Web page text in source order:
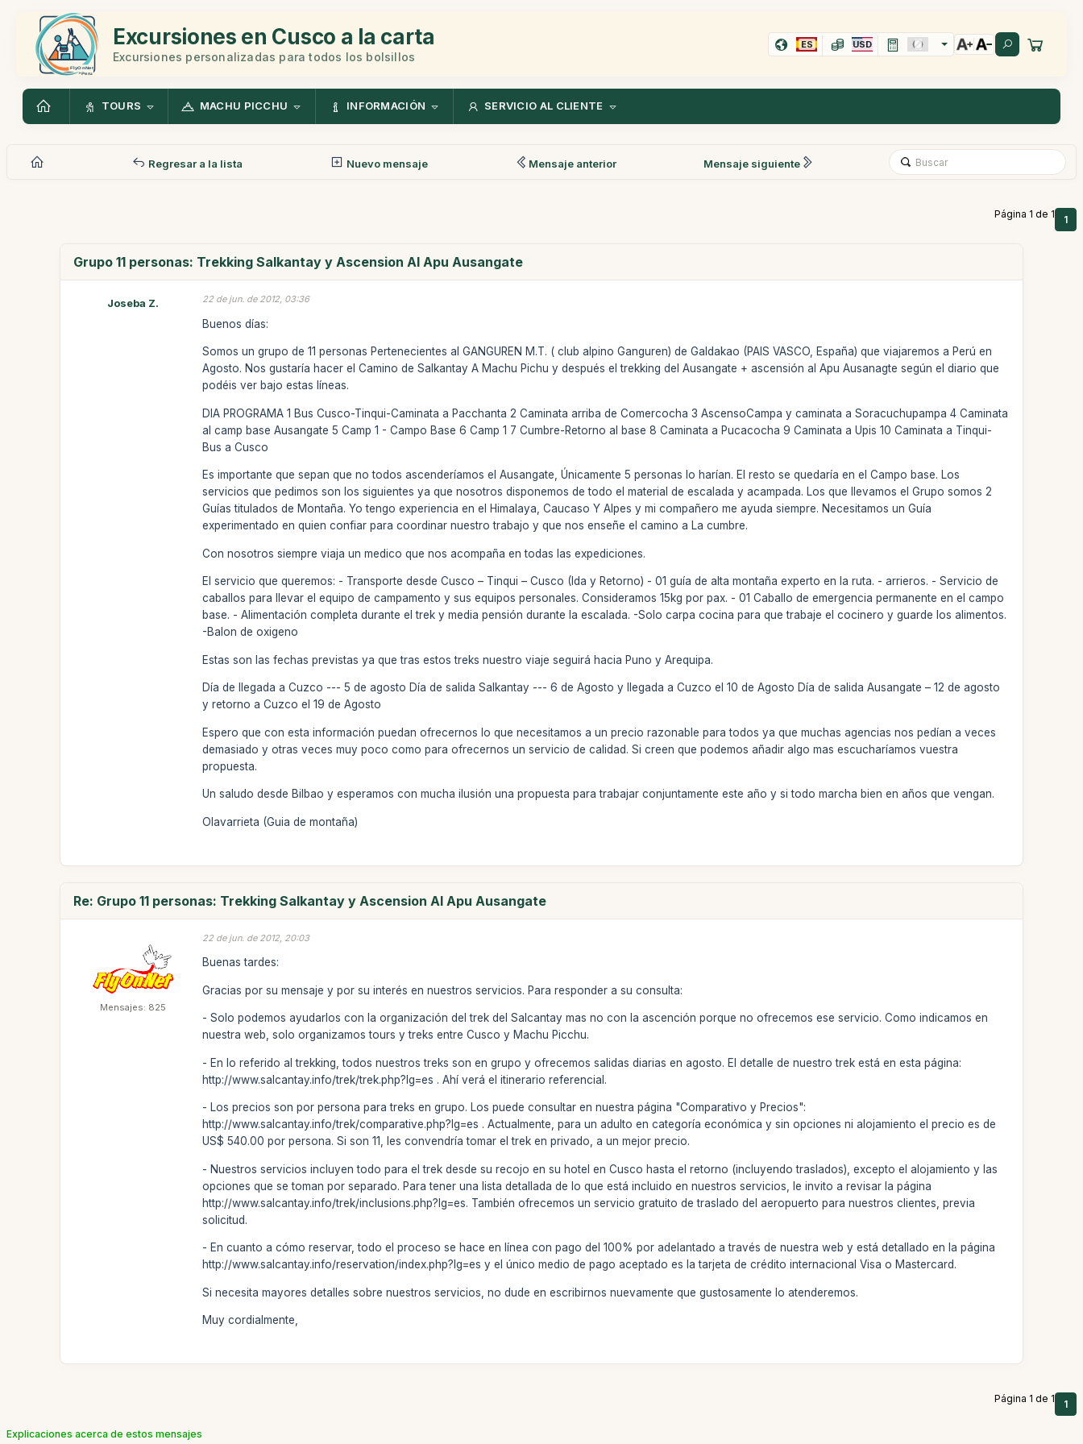
Excursiones en Cusco a la carta
Excursiones personalizadas para todos los bolsillos
ES USD
TOURS MACHU PICCHU INFORMACIÓN SERVICIO AL CLIENTE
Regresar a la lista Nuevo mensaje Mensaje anterior Mensaje siguiente
Página 1 de 1 1
Grupo 11 personas: Trekking Salkantay y Ascension Al Apu Ausangate
Joseba Z. 22 de jun. de 2012, 03:36
Buenos días:
Somos un grupo de 11 personas Pertenecientes al GANGUREN M.T. ( club alpino Ganguren) de Galdakao (PAIS VASCO, España) que viajaremos a Perú en
Agosto. Nos gustaría hacer el Camino de Salkantay A Machu Pichu y después el trekking del Ausangate + ascensión al Apu Ausanagte según el diario que
podéis ver bajo estas líneas.
DIA PROGRAMA 1 Bus Cusco-Tinqui-Caminata a Pacchanta 2 Caminata arriba de Comercocha 3 AscensoCampa y caminata a Soracuchupampa 4 Caminata
al camp base Ausangate 5 Camp 1 - Campo Base 6 Camp 1 7 Cumbre-Retorno al base 8 Caminata a Pucacocha 9 Caminata a Upis 10 Caminata a Tinqui-
Bus a Cusco
Es importante que sepan que no todos ascenderíamos el Ausangate, Únicamente 5 personas lo harían. El resto se quedaría en el Campo base. Los
servicios que pedimos son los siguientes ya que nosotros disponemos de todo el material de escalada y acampada. Los que llevamos el Grupo somos 2
Guías titulados de Montaña. Yo tengo experiencia en el Himalaya, Caucaso Y Alpes y mi compañero me ayuda siempre. Necesitamos un Guía
experimentado en quien confiar para coordinar nuestro trabajo y que nos enseñe el camino a La cumbre.
Con nosotros siempre viaja un medico que nos acompaña en todas las expediciones.
El servicio que queremos: - Transporte desde Cusco – Tinqui – Cusco (Ida y Retorno) - 01 guía de alta montaña experto en la ruta. - arrieros. - Servicio de
caballos para llevar el equipo de campamento y sus equipos personales. Consideramos 15kg por pax. - 01 Caballo de emergencia permanente en el campo
base. - Alimentación completa durante el trek y media pensión durante la escalada. -Solo carpa cocina para que trabaje el cocinero y guarde los alimentos.
-Balon de oxigeno
Estas son las fechas previstas ya que tras estos treks nuestro viaje seguirá hacia Puno y Arequipa.
Día de llegada a Cuzco --- 5 de agosto Día de salida Salkantay --- 6 de Agosto y llegada a Cuzco el 10 de Agosto Día de salida Ausangate – 12 de agosto
y retorno a Cuzco el 19 de Agosto
Espero que con esta información puedan ofrecernos lo que necesitamos a un precio razonable para todos ya que muchas agencias nos pedían a veces
demasiado y otras veces muy poco como para ofrecernos un servicio de calidad. Si creen que podemos añadir algo mas escucharíamos vuestra
propuesta.
Un saludo desde Bilbao y esperamos con mucha ilusión una propuesta para trabajar conjuntamente este año y si todo marcha bien en años que vengan.
Olavarrieta (Guia de montaña)
Re: Grupo 11 personas: Trekking Salkantay y Ascension Al Apu Ausangate
Mensajes: 825
22 de jun. de 2012, 20:03
Buenas tardes:
Gracias por su mensaje y por su interés en nuestros servicios. Para responder a su consulta:
- Solo podemos ayudarlos con la organización del trek del Salcantay mas no con la ascención porque no ofrecemos ese servicio. Como indicamos en
nuestra web, solo organizamos tours y treks entre Cusco y Machu Picchu.
- En lo referido al trekking, todos nuestros treks son en grupo y ofrecemos salidas diarias en agosto. El detalle de nuestro trek está en esta página:
http://www.salcantay.info/trek/trek.php?lg=es . Ahí verá el itinerario referencial.
- Los precios son por persona para treks en grupo. Los puede consultar en nuestra página "Comparativo y Precios":
http://www.salcantay.info/trek/comparative.php?lg=es . Actualmente, para un adulto en categoría económica y sin opciones ni alojamiento el precio es de
US$ 540.00 por persona. Si son 11, les convendría tomar el trek en privado, a un mejor precio.
- Nuestros servicios incluyen todo para el trek desde su recojo en su hotel en Cusco hasta el retorno (incluyendo traslados), excepto el alojamiento y las
opciones que se toman por separado. Para tener una lista detallada de lo que está incluido en nuestros servicios, le invito a revisar la página
http://www.salcantay.info/trek/inclusions.php?lg=es. También ofrecemos un servicio gratuito de traslado del aeropuerto para nuestros clientes, previa
solicitud.
- En cuanto a cómo reservar, todo el proceso se hace en línea con pago del 100% por adelantado a través de nuestra web y está detallado en la página
http://www.salcantay.info/reservation/index.php?lg=es y el único medio de pago aceptado es la tarjeta de crédito internacional Visa o Mastercard.
Si necesita mayores detalles sobre nuestros servicios, no dude en escribirnos nuevamente que gustosamente lo atenderemos.
Muy cordialmente,
Página 1 de 1 1
Explicaciones acerca de estos mensajes